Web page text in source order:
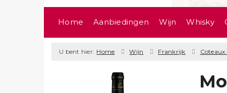
Home Aanbiedingen Wijn Whisky
U bent hier: Home Wijn Frankrijk